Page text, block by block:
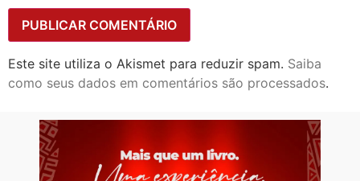
Este site utiliza o Akismet para reduzir spam. Saiba
como seus dados em comentários são processados.